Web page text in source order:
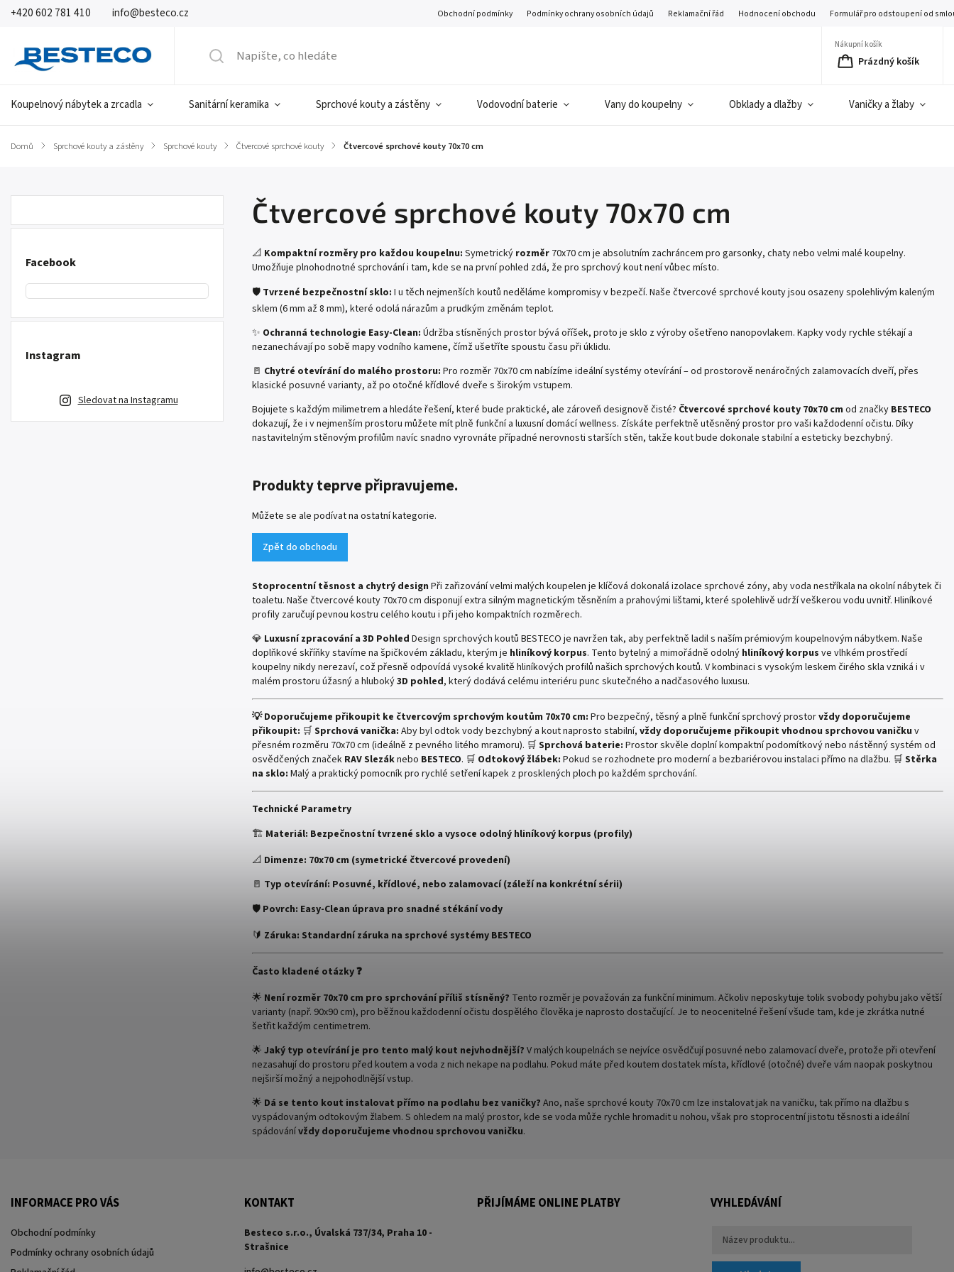
+420 602 781 410 info@besteco.cz Obchodní podmínky Podmínky ochrany osobních údajů Reklamační řád Hodnocení obchodu Formulář pro odstoupení od
Nákupní košík
Prázdný košík
Koupelnový nábytek a zrcadla Sanitární keramika Sprchové kouty a zástěny Vodovodní baterie Vany do koupelny Obklady a dlažby Vaničky a žlaby
Domů / Sprchové kouty a zástěny / Sprchové kouty / Čtvercové sprchové kouty / Čtvercové sprchové kouty 70x70 cm
Facebook
Instagram
Sledovat na Instagramu
Čtvercové sprchové kouty 70x70 cm
📐 Kompaktní rozměry pro každou koupelnu: Symetrický rozměr 70x70 cm je absolutním zachráncem pro garsonky, chaty nebo velmi malé koupelny.
Umožňuje plnohodnotné sprchování i tam, kde se na první pohled zdá, že pro sprchový kout není vůbec místo.
🛡️ Tvrzené bezpečnostní sklo: I u těch nejmenších koutů neděláme kompromisy v bezpečí. Naše čtvercové sprchové kouty jsou osazeny spolehlivým kaleným
sklem (6 mm až 8 mm), které odolá nárazům a prudkým změnám teplot.
✨ Ochranná technologie Easy-Clean: Údržba stísněných prostor bývá oříšek, proto je sklo z výroby ošetřeno nanopovlakem. Kapky vody rychle stékají a
nezanechávají po sobě mapy vodního kamene, čímž ušetříte spoustu času při úklidu.
🚪 Chytré otevírání do malého prostoru: Pro rozměr 70x70 cm nabízíme ideální systémy otevírání – od prostorově nenáročných zalamovacích dveří, přes
klasické posuvné varianty, až po otočné křídlové dveře s širokým vstupem.
Bojujete s každým milimetrem a hledáte řešení, které bude praktické, ale zároveň designově čisté? Čtvercové sprchové kouty 70x70 cm od značky BESTECO
dokazují, že i v nejmenším prostoru můžete mít plně funkční a luxusní domácí wellness. Získáte perfektně utěsněný prostor pro vaši každodenní očistu. Díky
nastavitelným stěnovým profilům navíc snadno vyrovnáte případné nerovnosti starších stěn, takže kout bude dokonale stabilní a esteticky bezchybný.
Produkty teprve připravujeme.
Můžete se ale podívat na ostatní kategorie.
Zpět do obchodu
Stoprocentní těsnost a chytrý design Při zařizování velmi malých koupelen je klíčová dokonalá izolace sprchové zóny, aby voda nestříkala na okolní nábytek či
toaletu. Naše čtvercové kouty 70x70 cm disponují extra silným magnetickým těsněním a prahovými lištami, které spolehlivě udrží veškerou vodu uvnitř. Hliníkové
profily zaručují pevnou kostru celého koutu i při jeho kompaktních rozměrech.
💎 Luxusní zpracování a 3D Pohled Design sprchových koutů BESTECO je navržen tak, aby perfektně ladil s naším prémiovým koupelnovým nábytkem. Naše
doplňkové skříňky stavíme na špičkovém základu, kterým je hliníkový korpus. Tento bytelný a mimořádně odolný hliníkový korpus ve vlhkém prostředí
koupelny nikdy nerezaví, což přesně odpovídá vysoké kvalitě hliníkových profilů našich sprchových koutů. V kombinaci s vysokým leskem čirého skla vzniká i v
malém prostoru úžasný a hluboký3D pohled, který dodává celému interiéru punc skutečného a nadčasového luxusu.
💡 Doporučujeme přikoupit ke čtvercovým sprchovým koutům 70x70 cm: Pro bezpečný, těsný a plně funkční sprchový prostorvždy doporučujeme
přikoupit: 🛒 Sprchová vanička: Aby byl odtok vody bezchybný a kout naprosto stabilní, vždy doporučujeme přikoupit vhodnou sprchovou vaničku v
přesném rozměru 70x70 cm (ideálně z pevného litého mramoru). 🛒 Sprchová baterie: Prostor skvěle doplní kompaktní podomítkový nebo nástěnný systém od
osvědčených značek RAV Slezáknebo BESTECO. 🛒 Odtokový žlábek: Pokud se rozhodnete pro moderní a bezbariérovou instalaci přímo na dlažbu. 🛒 Stěrka
na sklo: Malý a praktický pomocník pro rychlé setření kapek z prosklených ploch po každém sprchování.
Technické Parametry
🏗️ Materiál: Bezpečnostní tvrzené sklo a vysoce odolný hliníkový korpus (profily)
📐 Dimenze: 70x70 cm (symetrické čtvercové provedení)
🚪 Typ otevírání: Posuvné, křídlové, nebo zalamovací (záleží na konkrétní sérii)
🛡️ Povrch: Easy-Clean úprava pro snadné stékání vody
🔰 Záruka: Standardní záruka na sprchové systémy BESTECO
Často kladené otázky ❓
🌟 Není rozměr 70x70 cm pro sprchování příliš stísněný? Tento rozměr je považován za funkční minimum. Ačkoliv neposkytuje tolik svobody pohybu jako větší
varianty (např. 90x90 cm), pro běžnou každodenní očistu dospělého člověka je naprosto dostačující. Je to neocenitelné řešení všude tam, kde je zkrátka nutné
šetřit každým centimetrem.
🌟 Jaký typ otevírání je pro tento malý kout nejvhodnější? V malých koupelnách se nejvíce osvědčují posuvné nebo zalamovací dveře, protože při otevření
nezasahují do prostoru před koutem a voda z nich nekape na podlahu. Pokud máte před koutem dostatek místa, křídlové (otočné) dveře vám naopak poskytnou
nejširší možný a nejpohodlnější vstup.
🌟 Dá se tento kout instalovat přímo na podlahu bez vaničky? Ano, naše sprchové kouty 70x70 cm lze instalovat jak na vaničku, tak přímo na dlažbu s
vyspádovaným odtokovým žlabem. S ohledem na malý prostor, kde se voda může rychle hromadit u nohou, však pro stoprocentní jistotu těsnosti a ideální
spádovánívždy doporučujeme vhodnou sprchovou vaničku.
INFORMACE PRO VÁS
Obchodní podmínky
Podmínky ochrany osobních údajů
KONTAKT
Besteco s.r.o., Úvalská 737/34, Praha 10 -
Strašnice
PŘIJÍMÁME ONLINE PLATBY VYHLEDÁVÁNÍ